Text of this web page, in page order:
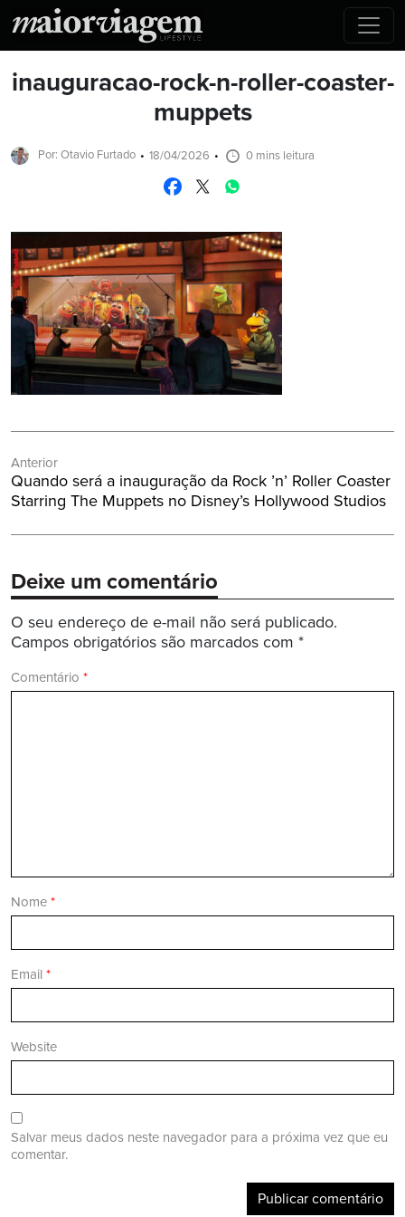
inauguracao-rock-n-roller-coaster-
muppets
Por: Otavio Furtado 18/04/2026 0 mins leitura
de
Post
Anterior
Post
Anterior:
Quando será a inauguração da Rock ’n’ Roller Coaster
Starring The Muppets no Disney’s Hollywood Studios
Deixe um comentário
O seu endereço de e-mail não será publicado.
Campos obrigatórios são marcados com *
Comentário *
Nome *
Email *
Website
Salvar meus dados neste navegador para a próxima vez que eu
comentar.